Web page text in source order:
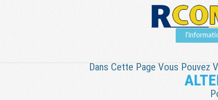
Dans Cette Page Vous Pouvez